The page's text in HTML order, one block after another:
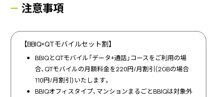
注意事項
【BBIQ×QTモバイルセット割】
BBIQとQTモバイル「データ+通話」コースをご利用の場
合、QTモバイルの月額料金を220円/月割引(2GBの場合
110円/月割引)いたします。
BBIQオフィスタイプ、マンションまるごとBBIQは対象外